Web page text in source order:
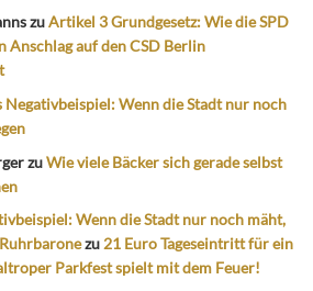
zuArtikel 3 Grundgesetz: Wie die SPD
Anschlag auf den CSD Berlin
Negativbeispiel: Wenn die Stadt nur noch
zuWie viele Bäcker sich gerade selbst
Wenn die Stadt nur noch mäht,
zu21 Euro Tageseintritt für ein
Parkfest spielt mit dem Feuer!